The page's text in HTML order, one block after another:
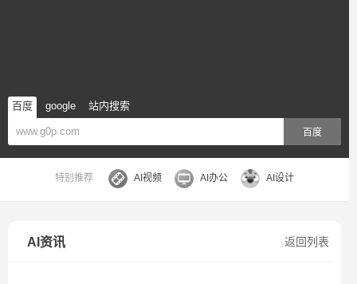
百度 google 站内搜索
百度
特别推荐 AI视频 AI办公 AI设计
返回列表
AI资讯